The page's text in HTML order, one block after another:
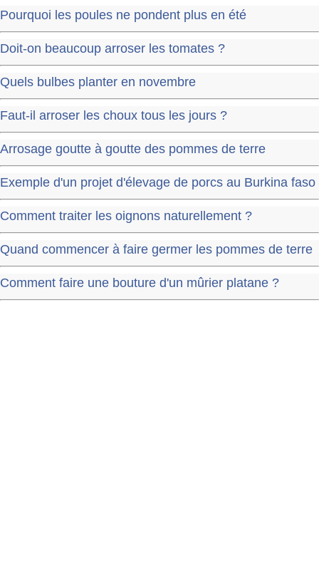
Pourquoi les poules ne pondent plus en été
Doit-on beaucoup arroser les tomates ?
Quels bulbes planter en novembre
Faut-il arroser les choux tous les jours ?
Arrosage goutte à goutte des pommes de terre
Exemple d'un projet d'élevage de porcs au Burkina faso
Comment traiter les oignons naturellement ?
Quand commencer à faire germer les pommes de terre
Comment faire une bouture d'un mûrier platane ?